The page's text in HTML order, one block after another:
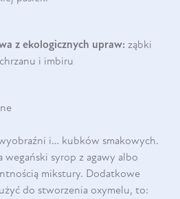
z ekologicznych upraw: ząbki
i imbiru
i… kubków smakowych.
wegański syrop z agawy albo
mikstury. Dodatkowe
do stworzenia oxymelu, to: